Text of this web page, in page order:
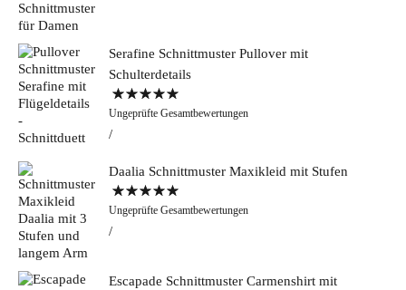
Serafine Schnittmuster Pullover mit
Schulterdetails
Bewertet mit
5.00von 5
Ungeprüfte Gesamtbewertungen
Daalia Schnittmuster Maxikleid mit Stufen
Bewertet mit
5.00von 5
Ungeprüfte Gesamtbewertungen
Escapade Schnittmuster Carmenshirt mit